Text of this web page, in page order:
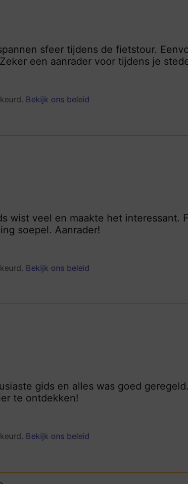
sfeer tijdens de fietstour.
een aanrader voor tijdens je
Bekijk ons beleid
wist veel en maakte het interessant.
soepel. Aanrader!
Bekijk ons beleid
gids en alles was goed
te ontdekken!
Bekijk ons beleid